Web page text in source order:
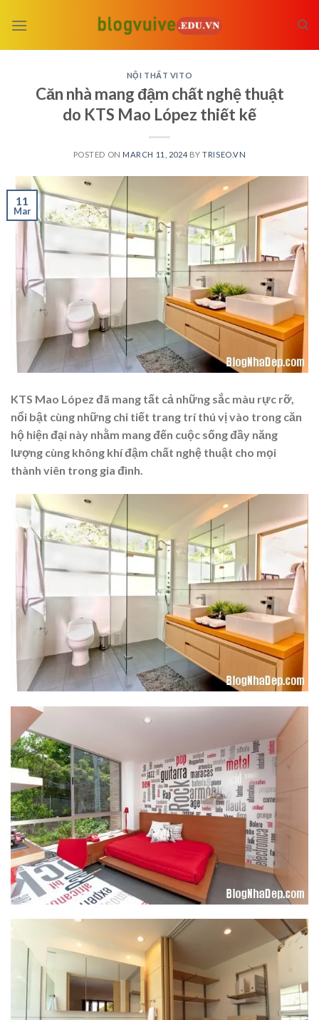
NỘI THẤT VITO
Căn nhà mang đậm chất nghệ thuật
do KTS Mao López thiết kế
POSTED ON MARCH 11, 2024 BYTRISEO.VN
11
Mar
KTS Mao López đã mang tất cả những sắc màu rực rỡ,
nổi bật cùng những chi tiết trang trí thú vị vào trong căn
hộ hiện đại này nhằm mang đến cuộc sống đầy năng
lượng cùng không khí đậm chất nghệ thuật cho mọi
thành viên trong gia đình.